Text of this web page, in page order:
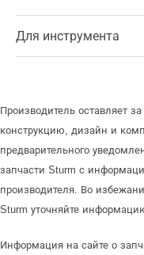
Для инструмента
Производитель оставляет
конструкцию, дизайн и
предварительного
запчасти Sturm с
производителя. Во
Sturm уточняйте
Информация на сайте о